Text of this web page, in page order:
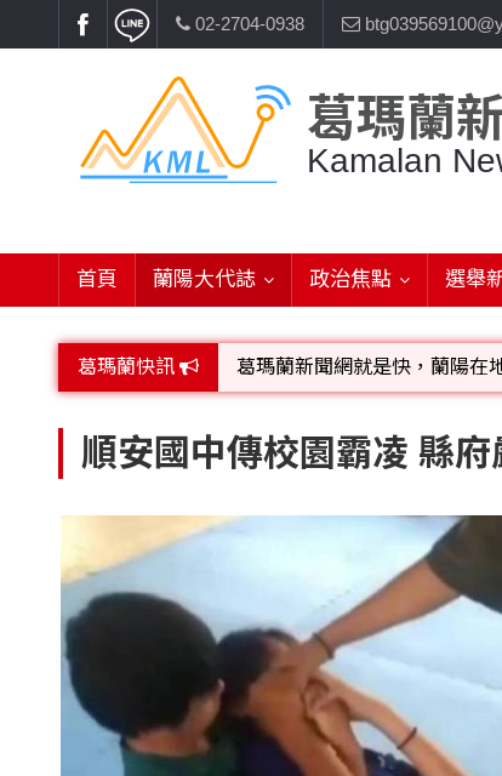
02-2704-0938
葛瑪蘭
Kamalan
首頁 蘭陽大代誌 政治焦點 選舉
葛瑪蘭快訊 葛瑪蘭新聞網就是快，蘭陽在
順安國中傳校園霸凌 縣